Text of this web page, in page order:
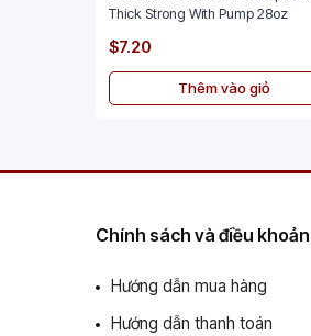
Thick Strong With Pump 28oz
$7.20
Thêm vào giỏ
Chính sách và điều khoản
Hướng dẫn mua hàng
Hướng dẫn thanh toán